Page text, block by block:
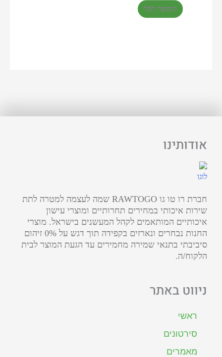
הוספה לסל
אודותינו
חברת רו טו גו RAWTOGO שמה לעצמה למטרה לתת
שירות איכותי במחירים תחרותיים ומוצרי עישון
איכותיים המותאמים לקהל המעשנים בישראל. מוצרי
החנות נבחרים ונארזים בקפידה תוך דגש על 0% זיהום
סיביבתי בתנאי שמירה מחמירים עד הגעת המוצר לבית
הלקוח/ה.
ניווט באתר
ראשי
סירטונים
מאמרים